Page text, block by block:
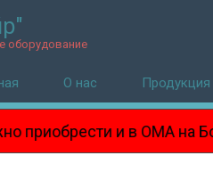
оборудование
О нас Продукция
и в ОМА на Боровой!!!